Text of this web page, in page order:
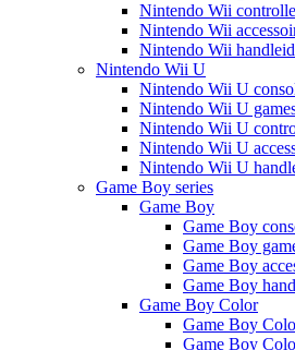
Nintendo Wii
Nintendo Wii
Nintendo Wii
Nintendo Wii U
Nintendo Wii U
Nintendo Wii U
Nintendo Wii U
Nintendo Wii U
Nintendo Wii U
Game Boy series
Game Boy
Game Boy
Game Boy
Game Boy
Game Boy
Game Boy Color
Game Boy
Game Boy